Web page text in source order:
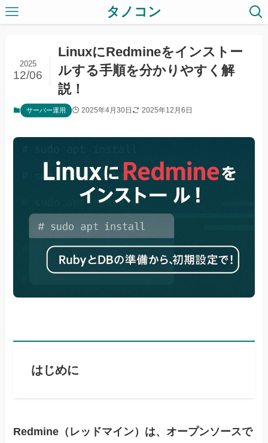
タノコン
LinuxにRedmineをインストー
ルする手順を分かりやすく解
説！
2025
12/06
サーバー運用 2025年4月30日 2025年12月6日
はじめに
Redmine（レッドマイン）は、オープンソースで